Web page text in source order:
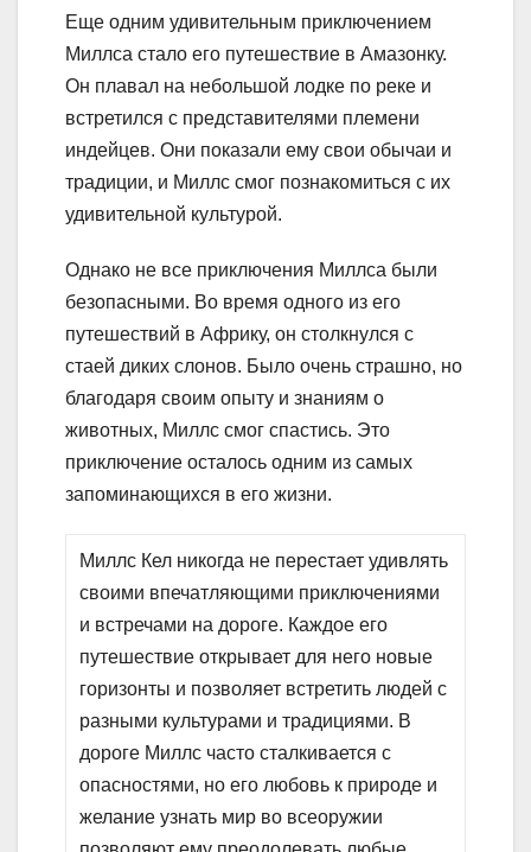
Еще одним удивительным приключением
Миллса стало его путешествие в Амазонку.
Он плавал на небольшой лодке по реке и
встретился с представителями племени
индейцев. Они показали ему свои обычаи и
традиции, и Миллс смог познакомиться с их
удивительной культурой.
Однако не все приключения Миллса были
безопасными. Во время одного из его
путешествий в Африку, он столкнулся с
стаей диких слонов. Было очень страшно, но
благодаря своим опыту и знаниям о
животных, Миллс смог спастись. Это
приключение осталось одним из самых
запоминающихся в его жизни.
Миллс Кел никогда не перестает удивлять
своими впечатляющими приключениями
и встречами на дороге. Каждое его
путешествие открывает для него новые
горизонты и позволяет встретить людей с
разными культурами и традициями. В
дороге Миллс часто сталкивается с
опасностями, но его любовь к природе и
желание узнать мир во всеоружии